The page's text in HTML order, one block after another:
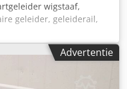
wigstaaf,
geleider, geleiderail,
Geleiderail: Lineaire
-Lengte
-Railhoogte: 8/3 mm -
0,2 kg Dedpfxjuzn
Advertentie